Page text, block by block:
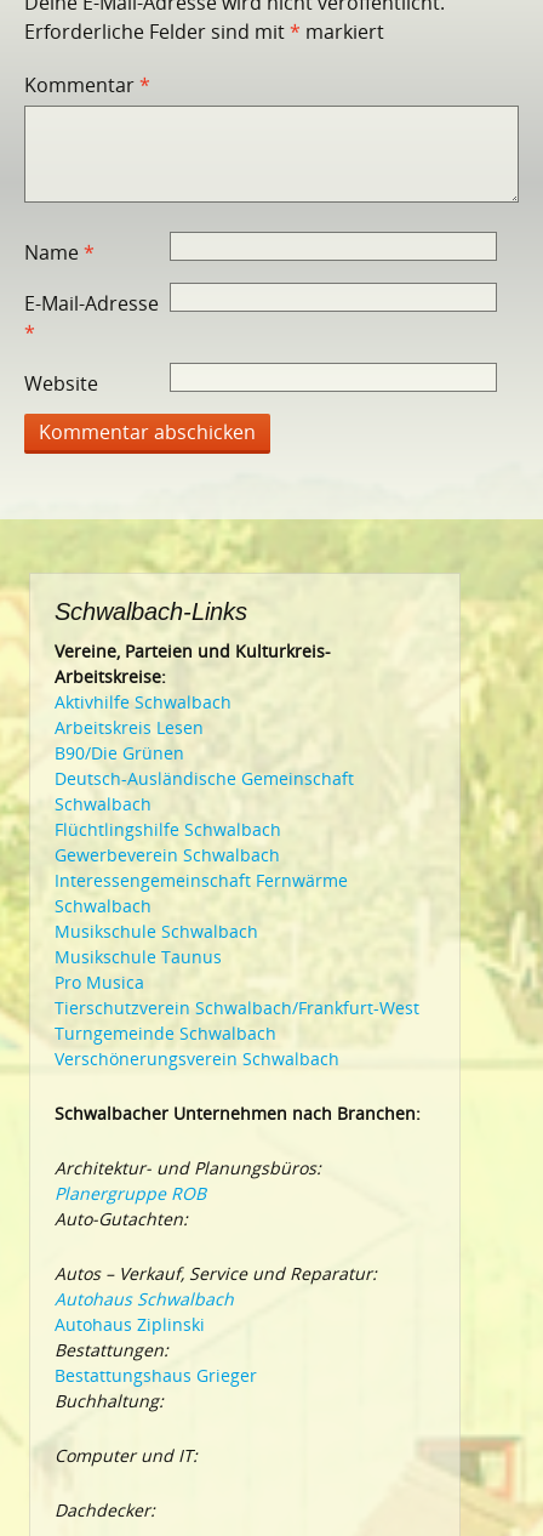
Erforderliche Felder sind mit* markiert
Kommentar*
Name*
E-Mail-Adresse
*
Website
Schwalbach-Links
Vereine, Parteien und Kulturkreis-
Arbeitskreise:
Aktivhilfe Schwalbach
Arbeitskreis Lesen
B90/Die Grünen
Deutsch-Ausländische Gemeinschaft
Schwalbach
Flüchtlingshilfe Schwalbach
Gewerbeverein Schwalbach
Interessengemeinschaft Fernwärme
Schwalbach
Musikschule Schwalbach
Musikschule Taunus
Pro Musica
Tierschutzverein Schwalbach/Frankfurt-West
Turngemeinde Schwalbach
Verschönerungsverein Schwalbach
Schwalbacher Unternehmen nach Branchen:
Architektur- und Planungsbüros:
Planergruppe ROB
Auto-Gutachten:
Autos – Verkauf, Service und Reparatur:
Autohaus Schwalbach
Autohaus Ziplinski
Bestattungen:
Bestattungshaus Grieger
Buchhaltung:
Computer und IT:
Dachdecker: